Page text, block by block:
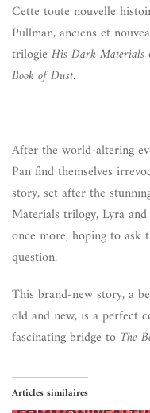
Cette toute nouvelle
Pullman, anciens et
trilogie His Dark Materials
Book of Dust.
After the world-altering
Pan find themselves
story, set after the
Materials trilogy, Lyra
once more, hoping to ask
question.
This brand-new story, a
old and new, is a perfect
fascinating bridge to The
Articles similaires